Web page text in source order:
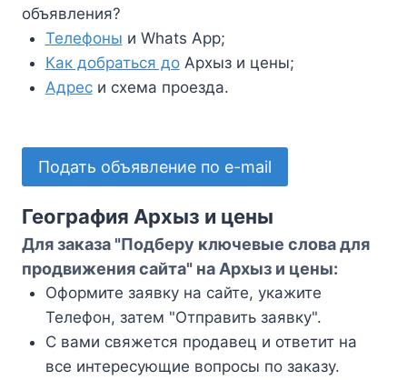
объявления?
Телефоны и Whats App;
Как добраться доАрхыз и цены;
Адреси схема проезда.
Подать объявление по e-mail
География Архыз и цены
Для заказа "Подберу ключевые слова для
продвижения сайта" на Архыз и цены:
Оформите заявку на сайте, укажите
Телефон, затем "Отправить заявку".
С вами свяжется продавец и ответит на
все интересующие вопросы по заказу.